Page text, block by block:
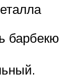
барбекю